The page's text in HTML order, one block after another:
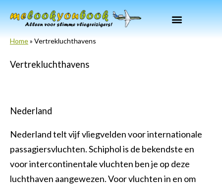
Ga
naar
Home» Vertrekluchthavens
Vertrekluchthavens
Nederland
Nederland telt vijf vliegvelden voor internationale
passagiersvluchten. Schiphol is de bekendste en
voor intercontinentale vluchten ben je op deze
luchthaven aangewezen. Voor vluchten in en om